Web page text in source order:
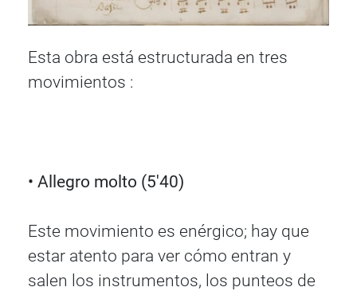
Esta obra está estructurada en tres
movimientos :
• Allegro molto (5'40)
Este movimiento es enérgico; hay que
estar atento para ver cómo entran y
salen los instrumentos, los punteos de